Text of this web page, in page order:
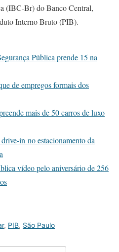
(IBC-Br) do Banco Central,
Interno Bruto (PIB).
Pública prende 15 na
de empregos formais dos
mais de 50 carros de luxo
in no estacionamento da
vídeo pelo aniversário de 256
, PIB, São Paulo